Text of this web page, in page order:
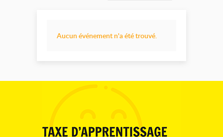
Aucun événement n'a été trouvé.